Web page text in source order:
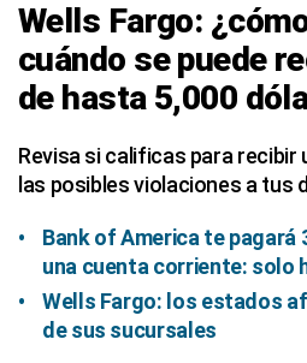
Wells Fargo:
cuándo se puede
de hasta 5,000
Revisa si calificas para
las posibles violaciones a tus
Bank of America te pagará
una cuenta corriente: solo
Wells Fargo: los estados
de sus sucursales